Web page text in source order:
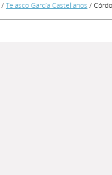
/ Telasco García Castellanos /